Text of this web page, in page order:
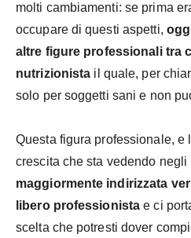
molti cambiamenti: se prima
occupare di questi aspetti,
altre figure professionali tra
nutrizionista il quale, per
solo per soggetti sani e non
Questa figura professionale, e
crescita che sta vedendo
maggiormente indirizzata
libero professionista e ci
scelta che potresti dover